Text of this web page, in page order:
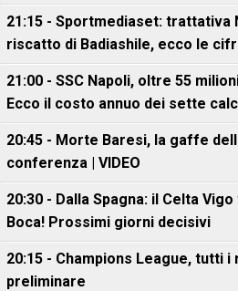
21:15 - Sportmediaset: trattativa
riscatto di Badiashile, ecco le
21:00 - SSC Napoli, oltre 55
Ecco il costo annuo dei sette
20:45 - Morte Baresi, la gaffe
conferenza | VIDEO
20:30 - Dalla Spagna: il Celta
Boca! Prossimi giorni decisivi
20:15 - Champions League, tutti
preliminare